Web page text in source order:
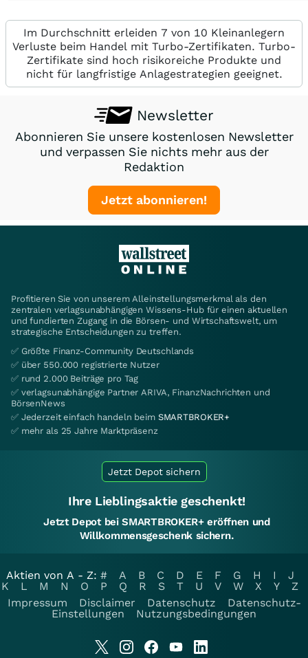
Im Durchschnitt erleiden 7 von 10 Kleinanlegern
Verluste beim Handel mit Turbo-Zertifikaten. Turbo-
Zertifikate sind hoch risikoreiche Produkte und
nicht für langfristige Anlagestrategien geeignet.
Newsletter
Abonnieren Sie unsere kostenlosen Newsletter
und verpassen Sie nichts mehr aus der
Redaktion
Jetzt abonnieren!
Profitieren Sie von unserem Alleinstellungsmerkmal als den
zentralen verlagsunabhängigen Wissens-Hub für einen aktuellen
und fundierten Zugang in die Börsen- und Wirtschaftswelt, um
strategische Entscheidungen zu treffen.
✅ Größte Finanz-Community Deutschlands
✅ über 550.000 registrierte Nutzer
✅ rund 2.000 Beiträge pro Tag
✅ verlagsunabhängige Partner ARIVA, FinanzNachrichten und
BörsenNews
✅ Jederzeit einfach handeln beim SMARTBROKER+
✅ mehr als 25 Jahre Marktpräsenz
Jetzt Depot sichern
Ihre Lieblingsaktie geschenkt!
Jetzt Depot bei SMARTBROKER+ eröffnen und
Willkommensgeschenk sichern.
Aktien von A - Z: # A B C D E F G H I
J
K
L M N O P Q R S T U V W X Y
Z
Impressum
Disclaimer Datenschutz
Datenschutz-
Einstellungen
Nutzungsbedingungen